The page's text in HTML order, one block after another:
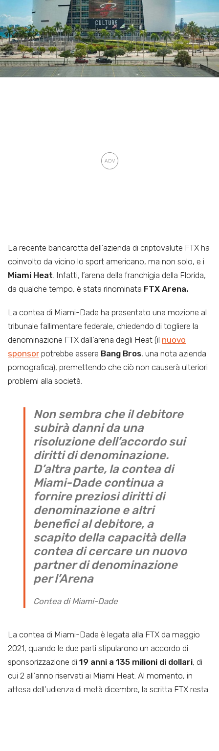
La recente bancarotta dell’azienda di criptovalute FTX ha
coinvolto da vicino lo sport americano, ma non solo, e i
Miami Heat . Infatti, l’arena della franchigia della Florida,
da qualche tempo, è stata rinominata FTX Arena.
La contea di Miami-Dade ha presentato una mozione al
tribunale fallimentare federale, chiedendo di togliere la
denominazione FTX dall’arena degli Heat (il nuovo
sponsor potrebbe essere Bang Bros, una nota azienda
pornografica), premettendo che ciò non causerà ulteriori
problemi alla società.
Non sembra che il debitore
subirà danni da una
risoluzione dell’accordo sui
diritti di denominazione.
D’altra parte, la contea di
Miami-Dade continua a
fornire preziosi diritti di
denominazione e altri
benefici al debitore, a
scapito della capacità della
contea di cercare un nuovo
partner di denominazione
per l’Arena
Contea di Miami-Dade
La contea di Miami-Dade è legata alla FTX da maggio
2021, quando le due parti stipularono un accordo di
sponsorizzazione di 19 anni a 135 milioni di dollari, di
cui 2 all’anno riservati ai Miami Heat. Al momento, in
attesa dell’udienza di metà dicembre, la scritta FTX resta.